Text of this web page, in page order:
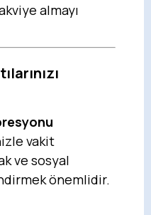
almayı
vakit
ve sosyal
önemlidir.